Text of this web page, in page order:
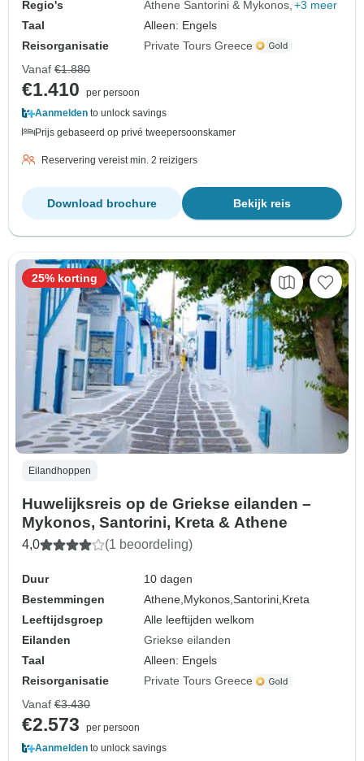
Regio's
Athene Santorini & Mykonos +3 meer
Taal
Alleen: Engels
Reisorganisatie
Private Tours Greece
Vanaf €1.880
€1.410
per persoon
Aanmelden to unlock savings
Prijs gebaseerd op privé tweepersoonskamer
Reservering vereist min. 2 reizigers
Bekijk reis
Download brochure
Eilandhoppen
Huwelijksreis op de Griekse eilanden –
Mykonos, Santorini, Kreta & Athene
4,0 (1 beoordeling)
Duur
10 dagen
Bestemmingen
Athene, Mykonos,Santorini, Kreta
Leeftijdsgroep
Alle leeftijden welkom
Eilanden
Griekse eilanden
Taal
Alleen: Engels
Reisorganisatie
Private Tours Greece
25% korting
Vanaf €3.430
€2.573
per persoon
Aanmelden to unlock savings